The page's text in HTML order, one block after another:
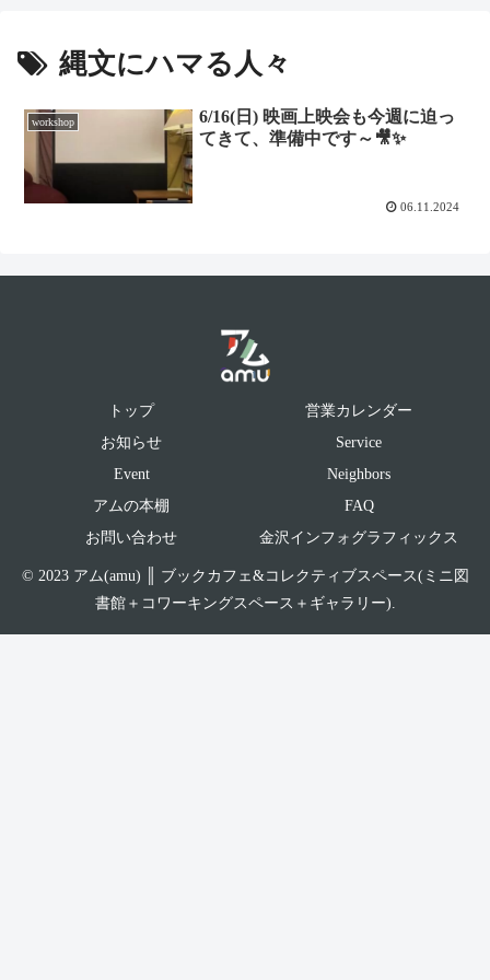
縄文にハマる人々
workshop
6/16(日) 映画上映会も今週に迫っ
てきて、準備中です～🎥✨
06.11.2024
トップ
営業カレンダー
お知らせ
Service
Event
Neighbors
アムの本棚
FAQ
お問い合わせ
金沢インフォグラフィックス
© 2023 アム(amu) ║ ブックカフェ&コレクティブスペース(ミニ図
書館＋コワーキングスペース＋ギャラリー).